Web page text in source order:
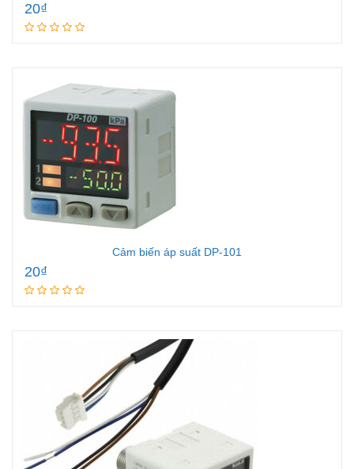
20₫
Cảm biến áp suất DP-101
20₫